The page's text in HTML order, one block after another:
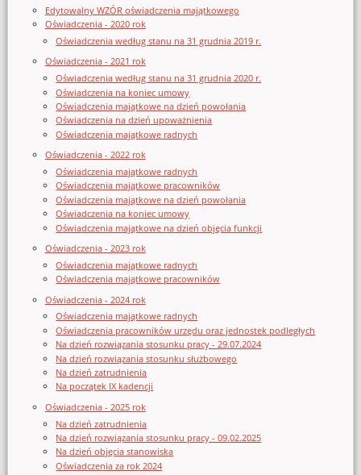
Edytowalny WZÓR oświadczenia majątkowego
Oświadczenia - 2020 rok
Oświadczenia według stanu na 31 grudnia 2019 r.
Oświadczenia - 2021 rok
Oświadczenia według stanu na 31 grudnia 2020 r.
Oświadczenia na koniec umowy
Oświadczenia majątkowe na dzień powołania
Oświadczenia na dzień upoważnienia
Oświadczenia majątkowe radnych
Oświadczenia - 2022 rok
Oświadczenia majątkowe radnych
Oświadczenia majątkowe pracowników
Oświadczenia majątkowe na dzień powołania
Oświadczenia na koniec umowy
Oświadczenia majątkowe na dzień objęcia funkcji
Oświadczenia - 2023 rok
Oświadczenia majątkowe radnych
Oświadczenia majątkowe pracowników
Oświadczenia - 2024 rok
Oświadczenia majątkowe radnych
Oświadczenia pracowników urzędu oraz jednostek podległych
Na dzień rozwiązania stosunku pracy - 29.07.2024
Na dzień rozwiązania stosunku służbowego
Na dzień zatrudnienia
Na początek IX kadencji
Oświadczenia - 2025 rok
Na dzień zatrudnienia
Na dzień rozwiązania stosunku pracy - 09.02.2025
Na dzień objęcia stanowiska
Oświadczenia za rok 2024